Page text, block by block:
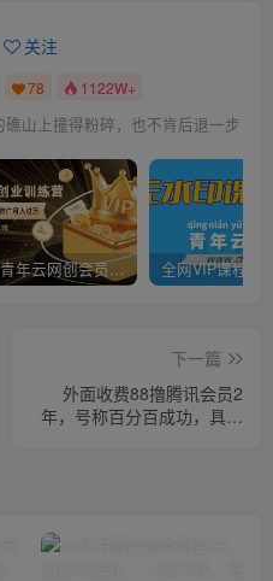
关注
78 1122W+
礁山上撞得粉碎，也不肯后退一步
加入青年云网创会员，全站资源免费学习。加入高级合伙人，推广日入1000+
下一篇
外面收费88撸腾讯会员2
年，号称百分百成功，具体